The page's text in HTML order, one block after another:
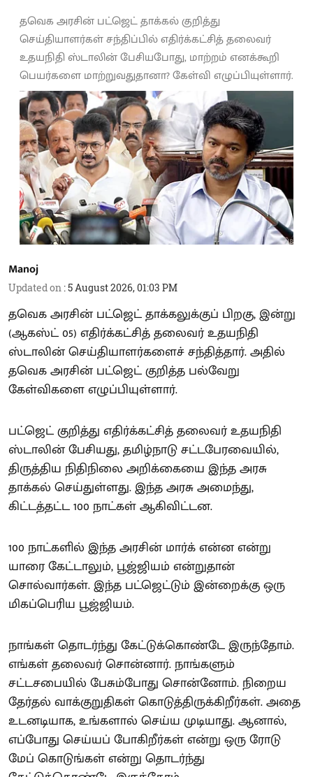
தவெக அரசின் பட்ஜெட் தாக்கல் குறித்து
செய்தியாளர்கள் சந்திப்பில் எதிர்க்கட்சித் தலைவர்
உதயநிதி ஸ்டாலின் பேசியபோது, மாற்றம் எனக்கூறி
பெயர்களை மாற்றுவதுதானா? கேள்வி எழுப்பியுள்ளார்.
Manoj
Updated on :5 August 2026, 01:03 PM
தவெக அரசின் பட்ஜெட் தாக்கலுக்குப் பிறகு, இன்று
(ஆகஸ்ட் 05) எதிர்க்கட்சித் தலைவர் உதயநிதி
ஸ்டாலின் செய்தியாளர்களைச் சந்தித்தார். அதில்
தவெக அரசின் பட்ஜெட் குறித்த பல்வேறு
கேள்விகளை எழுப்பியுள்ளார்.
பட்ஜெட் குறித்து எதிர்க்கட்சித் தலைவர் உதயநிதி
ஸ்டாலின் பேசியது, தமிழ்நாடு சட்டபேரவையில்,
திருத்திய நிதிநிலை அறிக்கையை இந்த அரசு
தாக்கல் செய்துள்ளது. இந்த அரசு அமைந்து,
கிட்டத்தட்ட 100 நாட்கள் ஆகிவிட்டன.
100 நாட்களில் இந்த அரசின் மார்க் என்ன என்று
யாரை கேட்டாலும், பூஜ்ஜியம் என்றுதான்
சொல்வார்கள். இந்த பட்ஜெட்டும் இன்றைக்கு ஒரு
மிகப்பெரிய பூஜ்ஜியம்.
நாங்கள் தொடர்ந்து கேட்டுக்கொண்டே இருந்தோம்.
எங்கள் தலைவர் சொன்னார். நாங்களும்
சட்டசபையில் பேசும்போது சொன்னோம். நிறைய
தேர்தல் வாக்குறுதிகள் கொடுத்திருக்கிறீர்கள். அதை
உடனடியாக, உங்களால் செய்ய முடியாது. ஆனால்,
எப்போது செய்யப் போகிறீர்கள் என்று ஒரு ரோடு
மேப் கொடுங்கள் என்று தொடர்ந்து